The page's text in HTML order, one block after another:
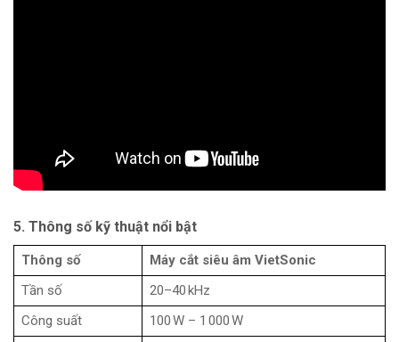
5. Thông số kỹ thuật nổi bật
Thông số
Máy cắt siêu âm VietSonic
Tần số
20–40 kHz
Công suất
100 W – 1 000 W